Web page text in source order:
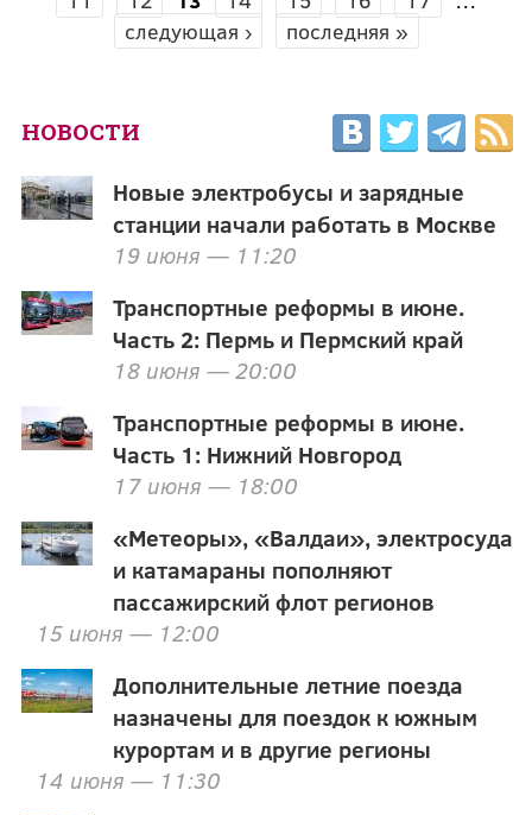
следующая ›
последняя »
НОВОСТИ
Новые электробусы и зарядные
станции начали работать в Москве
19 июня — 11:20
Транспортные реформы в июне.
Часть 2: Пермь и Пермский край
18 июня — 20:00
Транспортные реформы в июне.
Часть 1: Нижний Новгород
17 июня — 18:00
«Метеоры», «Валдаи», электросуда
и катамараны пополняют
пассажирский флот регионов
15 июня — 12:00
Дополнительные летние поезда
назначены для поездок к южным
курортам и в другие регионы
14 июня — 11:30